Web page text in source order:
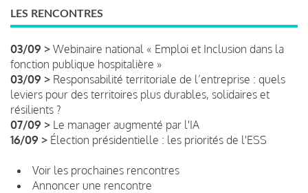
LES RENCONTRES
03/09 > Webinaire national « Emploi et Inclusion dans la
fonction publique hospitalière »
03/09 > Responsabilité territoriale de l’entreprise : quels
leviers pour des territoires plus durables, solidaires et
résilients ?
07/09 > Le manager augmenté par l'IA
16/09 > Élection présidentielle : les priorités de l'ESS
Voir les prochaines rencontres
Annoncer une rencontre